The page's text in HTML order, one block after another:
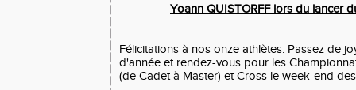
Yoann QUISTORFF lors du lancer
Félicitations à nos onze athlètes. Passez de
d'année et rendez-vous pour les
(de Cadet à Master) et Cross le week-end des